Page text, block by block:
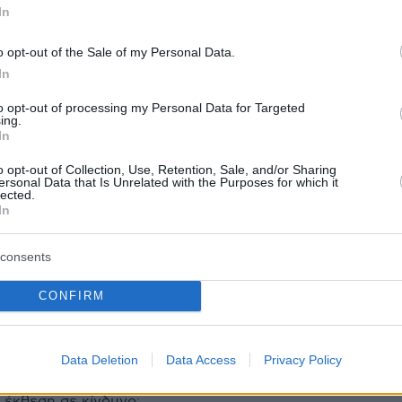
opt-out of the Sale of my Personal Data.
opt-out of processing my Personal Data for Targeted
opt-out of Collection, Use, Retention, Sale, and/or Sharing
Data that Is Unrelated with the Purposes for which it
CONFIRM
Data Deletion Data Access Privacy Policy
δίγαμου επιχειρηματία με τις γυναίκες σε
Ολλανδία - Πώς αποκαλύφθηκε, πλήρωσε
(1)
11:27